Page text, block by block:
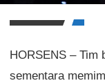
HORSENS – Tim
sementara